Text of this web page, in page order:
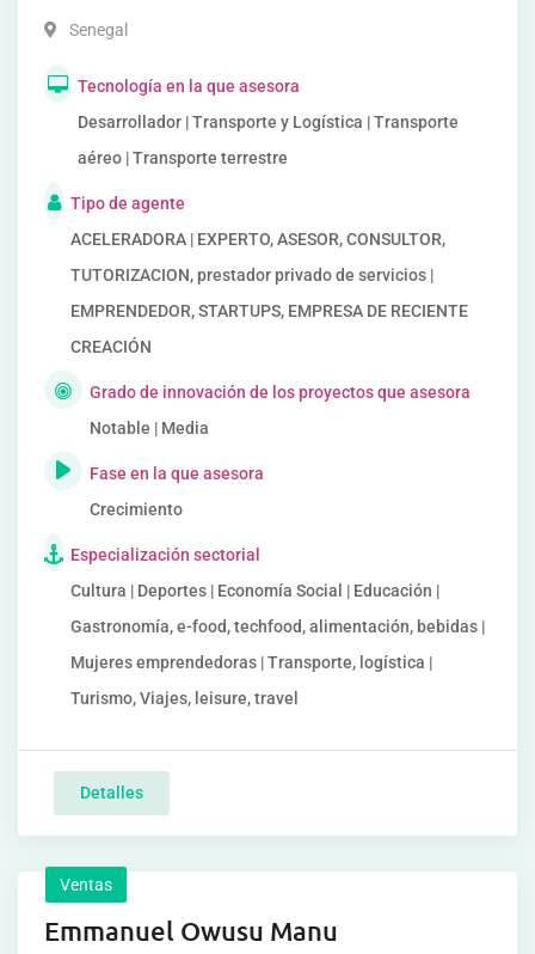
Senegal
Tecnología en la que asesora
Desarrollador | Transporte y Logística | Transporte
aéreo | Transporte terrestre
Tipo de agente
ACELERADORA | EXPERTO, ASESOR, CONSULTOR,
TUTORIZACION, prestador privado de servicios |
EMPRENDEDOR, STARTUPS, EMPRESA DE RECIENTE
CREACIÓN
Grado de innovación de los proyectos que asesora
Notable | Media
Fase en la que asesora
Crecimiento
Especialización sectorial
Cultura | Deportes | Economía Social | Educación |
Gastronomía, e-food, techfood, alimentación, bebidas |
Mujeres emprendedoras | Transporte, logística |
Turismo, Viajes, leisure, travel
Detalles
Ventas
Emmanuel Owusu Manu